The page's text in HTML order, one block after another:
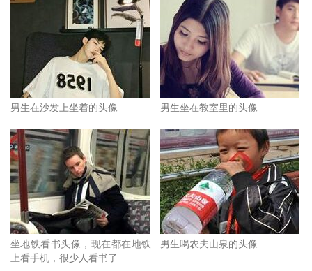
男生在沙发上坐着的头像 男生坐在教室里的头像
坐地铁看书头像，现在都在地铁
上看手机，很少人看书了
男生喝农夫山泉的头像